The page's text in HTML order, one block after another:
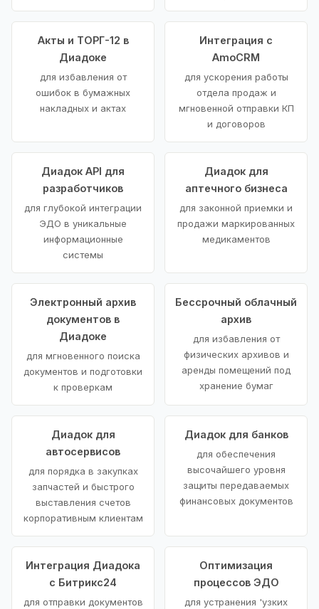
Акты и ТОРГ-12 в
Диадоке
для избавления от
ошибок в бумажных
накладных и актах
Интеграция с
AmoCRM
для ускорения работы
отдела продаж и
мгновенной отправки КП
и договоров
Диадок API для
разработчиков
для глубокой интеграции
ЭДО в уникальные
информационные
системы
Диадок для
аптечного бизнеса
для законной приемки и
продажи маркированных
медикаментов
Электронный архив
документов в
Диадоке
для мгновенного поиска
документов и подготовки
к проверкам
Бессрочный облачный
архив
для избавления от
физических архивов и
аренды помещений под
хранение бумаг
Диадок для
автосервисов
для порядка в закупках
запчастей и быстрого
выставления счетов
корпоративным клиентам
Диадок для банков
для обеспечения
высочайшего уровня
защиты передаваемых
финансовых документов
Интеграция Диадока
с Битрикс24
для отправки документов
Оптимизация
процессов ЭДО
для устранения 'узких